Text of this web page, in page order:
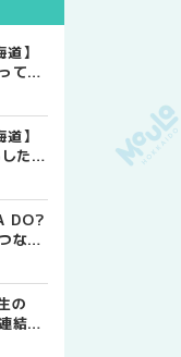
】
てみ
風
】
た
、
DO?
なぐ
の
結語